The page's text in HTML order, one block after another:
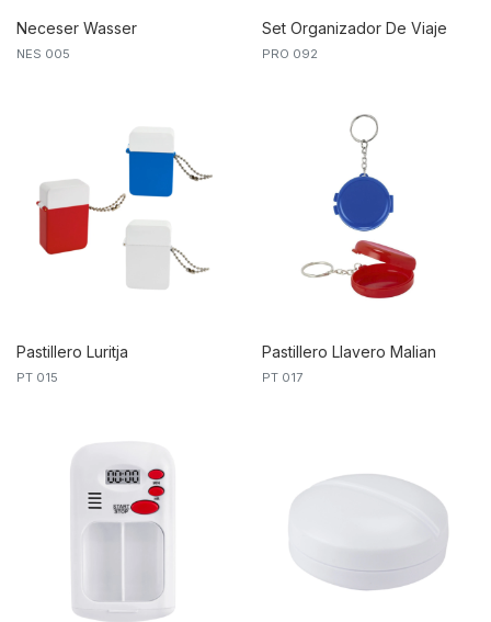
Neceser Wasser
NES 005
Set Organizador De Viaje
Devika
PRO 092
Pastillero Luritja
PT 015
Pastillero Llavero Malian
PT 017